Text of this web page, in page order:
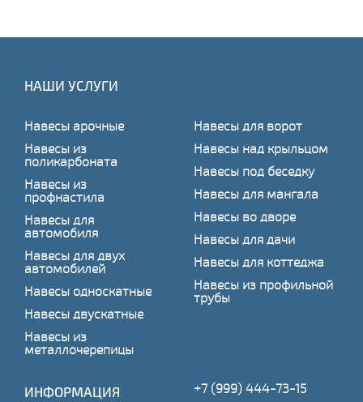
НАШИ УСЛУГИ
Навесы арочные
Навесы из
поликарбоната
Навесы из
профнастила
Навесы для
автомобиля
Навесы для двух
автомобилей
Навесы односкатные
Навесы двускатные
Навесы из
металлочерепицы
Навесы для ворот
Навесы над крыльцом
Навесы под беседку
Навесы для мангала
Навесы во дворе
Навесы для дачи
Навесы для коттеджа
Навесы из профильной
трубы
ИНФОРМАЦИЯ +7 (999) 444-73-15